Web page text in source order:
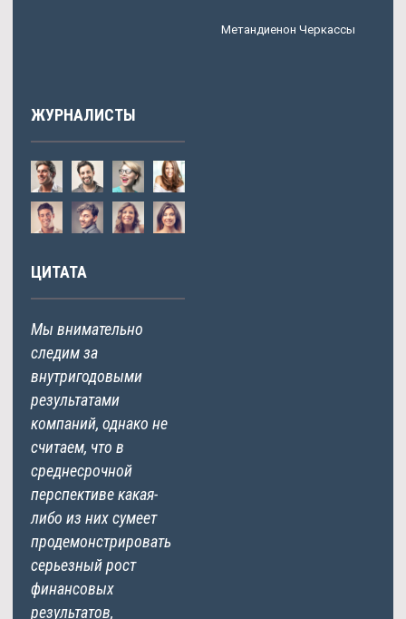
Метандиенон Черкассы
ЖУРНАЛИСТЫ
ЦИТАТА
Мы внимательно
следим за
внутригодовыми
результатами
компаний, однако не
считаем, что в
среднесрочной
перспективе какая-
либо из них сумеет
продемонстрировать
серьезный рост
финансовых
результатов,